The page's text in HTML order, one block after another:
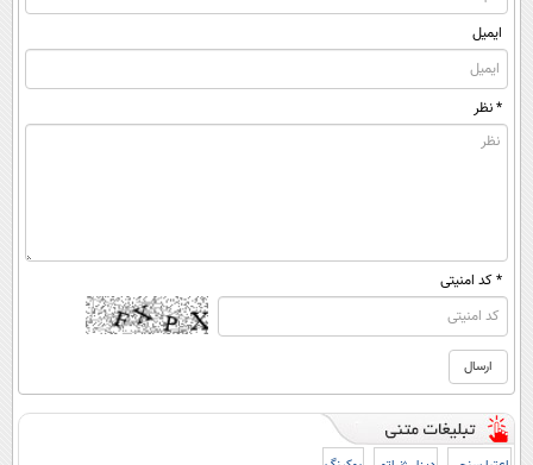
ایمیل
* نظر
* کد امنیتی